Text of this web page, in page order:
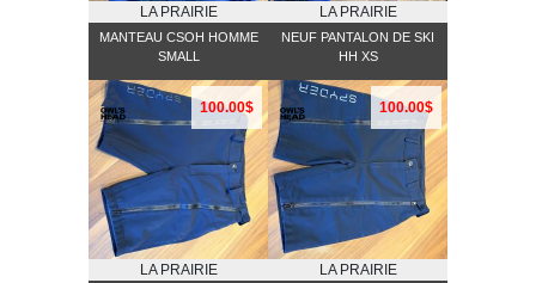
LA PRAIRIE
MANTEAU CSOH HOMME
SMALL
LA PRAIRIE
NEUF PANTALON DE SKI
HH XS
100.00$
LA PRAIRIE
100.00$
LA PRAIRIE